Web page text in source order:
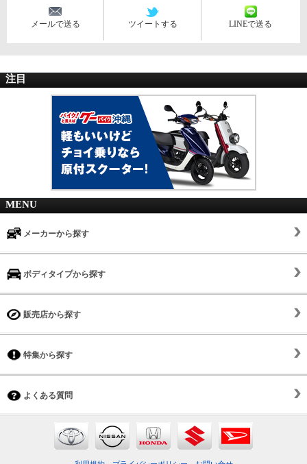
メールで送る ツイートする LINEで送る
注目
MENU
メーカーから探す
ボディタイプから探す
販売店から探す
特集から探す
よくある質問